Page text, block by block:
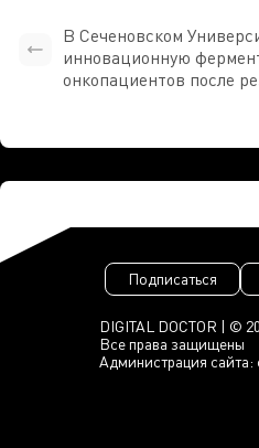
В Сеченовском
инновационную
онкопациентов после
DIGITAL DOCTOR | ©
Все права защищены
Администрация сайта:
Подписаться